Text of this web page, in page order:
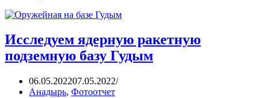
Исследуем ядерную ракетную
подземную базу Гудым
06.05.202207.05.2022
Анадырь, Фотоотчет